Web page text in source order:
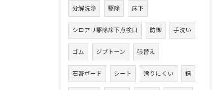
分解洗浄 駆除 床下
シロアリ駆除床下点検口 防御 手洗い
ゴム ジプトーン 張替え
石膏ボード シート 滑りにくい 錆